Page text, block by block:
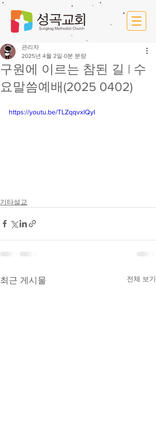
구원에 이르는 참된 길 | 수
요말씀예배(2025 0402)
관리자
2025년 4월 2일 0분 분량
https://youtu.be/TLZqqvxlQyI
기타설교
최근 게시물 전체 보기